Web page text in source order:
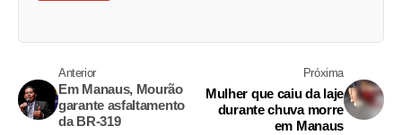
Anterior
Em Manaus, Mourão
garante asfaltamento
da BR-319
Próxima
Mulher que caiu da laje
durante chuva morre
em Manaus